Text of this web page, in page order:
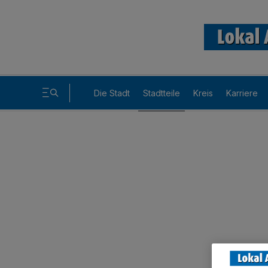
Die Stadt Stadtteile Kreis Karriere